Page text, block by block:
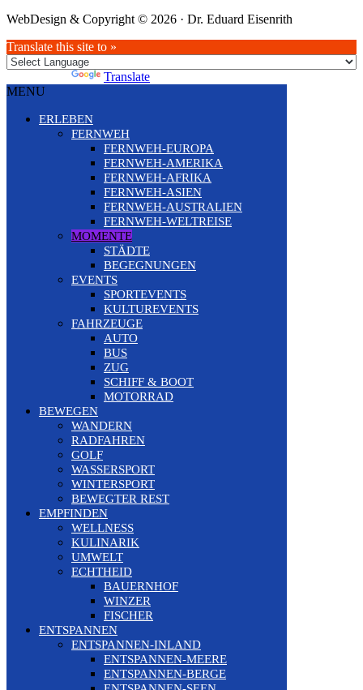
WebDesign & Copyright © 2026 · Dr. Eduard Eisenrith
Translate this site to »
Translate
MENU
ERLEBEN
FERNWEH
FERNWEH-EUROPA
FERNWEH-AMERIKA
FERNWEH-AFRIKA
FERNWEH-ASIEN
FERNWEH-AUSTRALIEN
FERNWEH-WELTREISE
MOMENTE
STÄDTE
BEGEGNUNGEN
EVENTS
SPORTEVENTS
KULTUREVENTS
FAHRZEUGE
AUTO
BUS
ZUG
SCHIFF & BOOT
MOTORRAD
BEWEGEN
WANDERN
RADFAHREN
GOLF
WASSERSPORT
WINTERSPORT
BEWEGTER REST
EMPFINDEN
WELLNESS
KULINARIK
UMWELT
ECHTHEID
BAUERNHOF
WINZER
FISCHER
ENTSPANNEN
ENTSPANNEN-INLAND
ENTSPANNEN-MEERE
ENTSPANNEN-BERGE